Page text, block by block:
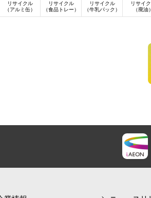
リサイクル
（アルミ缶）
リサイクル
（食品トレー）
リサイクル
（牛乳パック）
リサイ
（廃油